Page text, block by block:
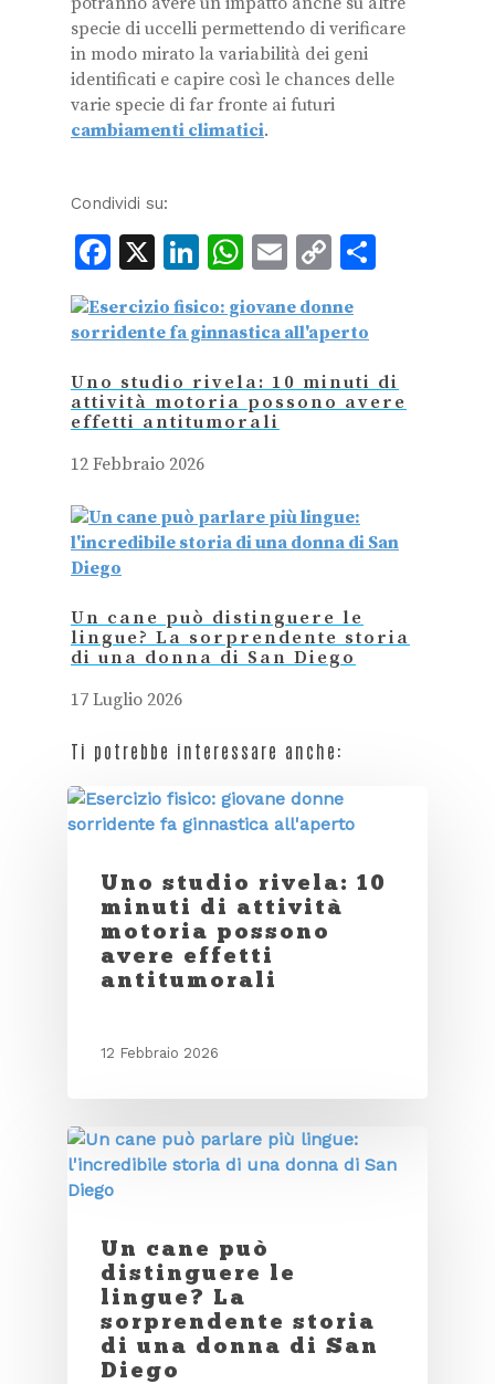
specie di uccelli permettendo di verificare
in modo mirato la variabilità dei geni
identificati e capire così le chances delle
varie specie di far fronte ai futuri
cambiamenti climatici.
Condividi su:
Facebook
X LinkedIn
WhatsApp
Email
Copy
Uno studio rivela: 10 minuti di
attività motoria possono avere
effetti antitumorali
12 Febbraio 2026
Un cane può distinguere le
lingue? La sorprendente storia
di una donna di San Diego
17 Luglio 2026
Ti potrebbe interessare anche:
Uno studio rivela: 10
minuti di attività
motoria possono
avere effetti
antitumorali
12 Febbraio 2026
Un cane può
distinguere le
lingue? La
sorprendente storia
di una donna di San
Diego